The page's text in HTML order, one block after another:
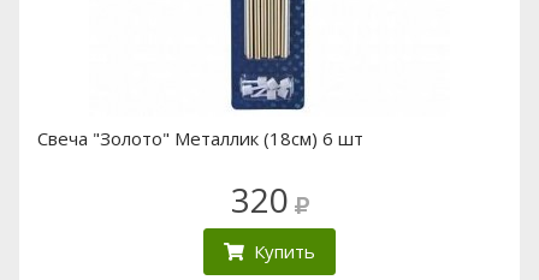
Свеча "Золото" Металлик (18см) 6 шт
320
Купить